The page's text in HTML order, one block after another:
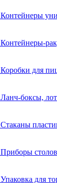
Контейнеры
Контейнеры-
Коробки для
Ланч-боксы,
Стаканы
Приборы
Упаковка для